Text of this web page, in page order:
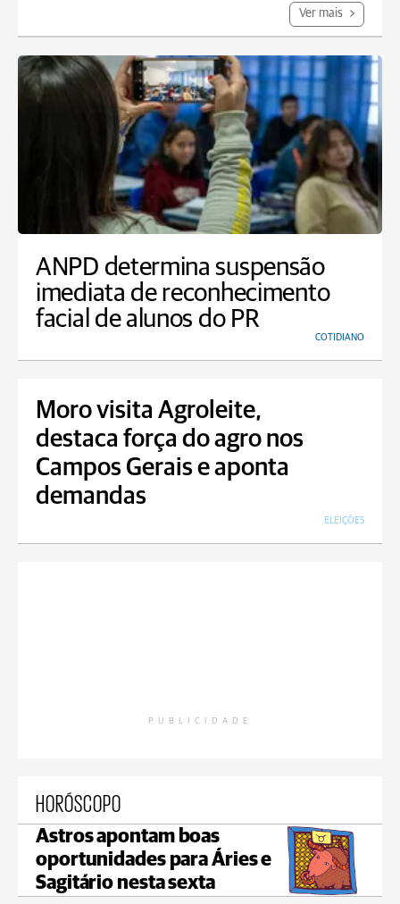
Ver mais
ANPD determina suspensão
imediata de reconhecimento
facial de alunos do PR
COTIDIANO
Moro visita Agroleite,
destaca força do agro nos
Campos Gerais e aponta
demandas
ELEIÇÕES
PUBLICIDADE
HORÓSCOPO
Astros apontam boas
oportunidades para Áries e
Sagitário nesta sexta